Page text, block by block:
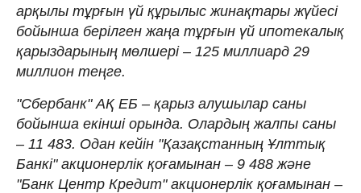
арқылы тұрғын үй құрылыс жинақтары жүйесі
бойынша берілген жаңа тұрғын үй ипотекалық
қарыздарының мөлшері – 125 миллиард 29
миллион теңге.
"Сбербанк" АҚ ЕБ – қарыз алушылар саны
бойынша екінші орында. Олардың жалпы саны
– 11 483. Одан кейін "Қазақстанның Ұлттық
Банкі" акционерлік қоғамынан – 9 488 және
"Банк Центр Кредит" акционерлік қоғамынан –